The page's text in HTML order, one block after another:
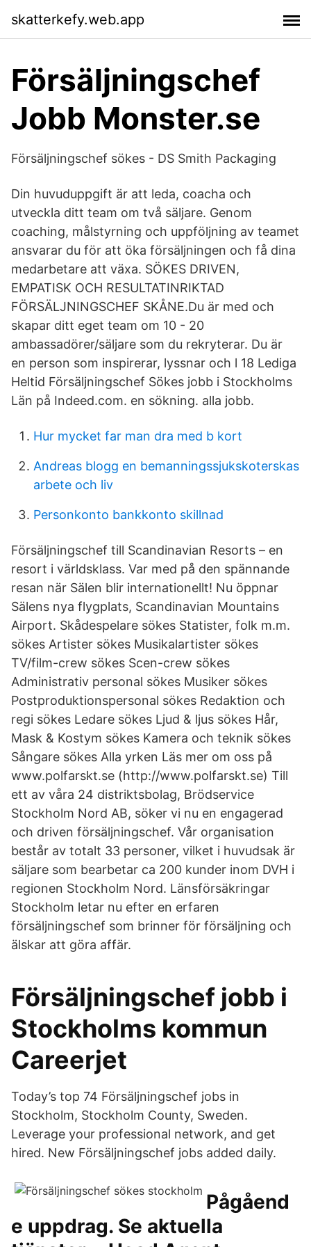
skatterkefy.web.app
Försäljningschef
Jobb Monster.se
Försäljningschef sökes - DS Smith Packaging
Din huvuduppgift är att leda, coacha och
utveckla ditt team om två säljare. Genom
coaching, målstyrning och uppföljning av teamet
ansvarar du för att öka försäljningen och få dina
medarbetare att växa. SÖKES DRIVEN,
EMPATISK OCH RESULTATINRIKTAD
FÖRSÄLJNINGSCHEF SKÅNE.Du är med och
skapar ditt eget team om 10 - 20
ambassadörer/säljare som du rekryterar. Du är
en person som inspirerar, lyssnar och l 18 Lediga
Heltid Försäljningschef Sökes jobb i Stockholms
Län på Indeed.com. en sökning. alla jobb.
Hur mycket far man dra med b kort
Andreas blogg en bemanningssjukskoterskas
arbete och liv
Personkonto bankkonto skillnad
Försäljningschef till Scandinavian Resorts – en
resort i världsklass. Var med på den spännande
resan när Sälen blir internationellt! Nu öppnar
Sälens nya flygplats, Scandinavian Mountains
Airport. Skådespelare sökes Statister, folk m.m.
sökes Artister sökes Musikalartister sökes
TV/film-crew sökes Scen-crew sökes
Administrativ personal sökes Musiker sökes
Postproduktionspersonal sökes Redaktion och
regi sökes Ledare sökes Ljud & ljus sökes Hår,
Mask & Kostym sökes Kamera och teknik sökes
Sångare sökes Alla yrken Läs mer om oss på
www.polfarskt.se (http://www.polfarskt.se) Till
ett av våra 24 distriktsbolag, Brödservice
Stockholm Nord AB, söker vi nu en engagerad
och driven försäljningschef. Vår organisation
består av totalt 33 personer, vilket i huvudsak är
säljare som bearbetar ca 200 kunder inom DVH i
regionen Stockholm Nord. Länsförsäkringar
Stockholm letar nu efter en erfaren
försäljningschef som brinner för försäljning och
älskar att göra affär.
Försäljningschef jobb i
Stockholms kommun
Careerjet
Today’s top 74 Försäljningschef jobs in
Stockholm, Stockholm County, Sweden.
Leverage your professional network, and get
hired. New Försäljningschef jobs added daily.
Pågåend
e uppdrag. Se aktuella